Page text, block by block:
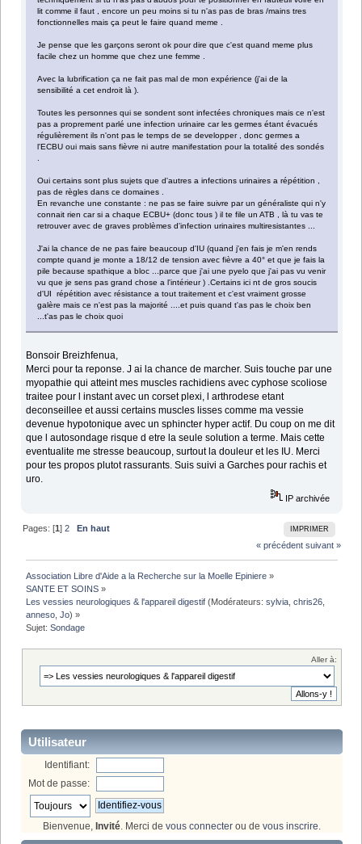
lit comme il faut , encore un peu moins si tu n'as pas de bras /mains tres
fonctionnelles mais ça peut le faire quand meme .
Je pense que les garçons seront ok pour dire que c'est quand meme plus
facile chez un homme que chez une femme .
Avec la lubrification ça ne fait pas mal de mon expérience (j'ai de la
sensibilité a cet endroit là ).
Toutes les personnes qui se sondent sont infectées chroniques mais ce n'est
pas a proprement parlé une infection urinaire car les germes étant évacués
régulièrement ils n'ont pas le temps de se developper , donc germes a
l'ECBU oui mais sans fièvre ni autre manifestation pour la totalité des sondés
Oui certains sont plus sujets que d'autres a infections urinaires a répétition ,
pas de règles dans ce domaines .
En revanche une constante : ne pas se faire suivre par un généraliste qui n'y
connait rien car si a chaque ECBU+ (donc tous ) il te file un ATB , là tu vas te
retrouver avec de graves problèmes d'infection urinaires multiresistantes ...
J'ai la chance de ne pas faire beaucoup d'IU (quand j'en fais je m'en rends
compte quand je monte a 18/12 de tension avec fièvre a 40° et que je fais la
pile because spathique a bloc ...parce que j'ai une pyelo que j'ai pas vu venir
vu que je sens pas grand chose a l'intérieur ) .Certains ici nt de gros soucis
d'UI répétition avec résistance a tout traitement et c'est vraiment grosse
galère mais ce n'est pas la majorité ....et puis quand t'as pas le choix ben
...t'as pas le choix quoi
Bonsoir Breizhfenua,
Merci pour ta reponse. J ai la chance de marcher. Suis touche par une
myopathie qui atteint mes muscles rachidiens avec cyphose scoliose
traitee pour l instant avec un corset plexi, l arthrodese etant
deconseillee et aussi certains muscles lisses comme ma vessie
devenue hypotonique avec un sphincter hyper actif. Du coup on me dit
que l autosondage risque d etre la seule solution a terme. Mais cette
eventualite me stresse beaucoup, surtout la douleur et les IU. Merci
pour tes propos plutot rassurants. Suis suivi a Garches pour rachis et
uro.
IP archivée
IMPRIMER
Pages: [1]2
En haut
« précédent suivant »
Association Libre d'Aide a la Recherche sur la Moelle Epiniere »
SANTE ET SOINS »
Les vessies neurologiques & l'appareil digestif (Modérateurs:sylvia ,chris26
anneso ,Jo) »
Sujet:Sondage
Aller à:
Utilisateur
Identifiant:
Mot de passe:
Bienvenue, Invité. Merci de vous connecter ou de vous inscrire.